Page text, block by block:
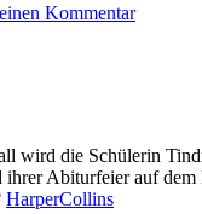
KommentarHelene
wird die Schülerin
Abiturfeier auf
HarperCollins